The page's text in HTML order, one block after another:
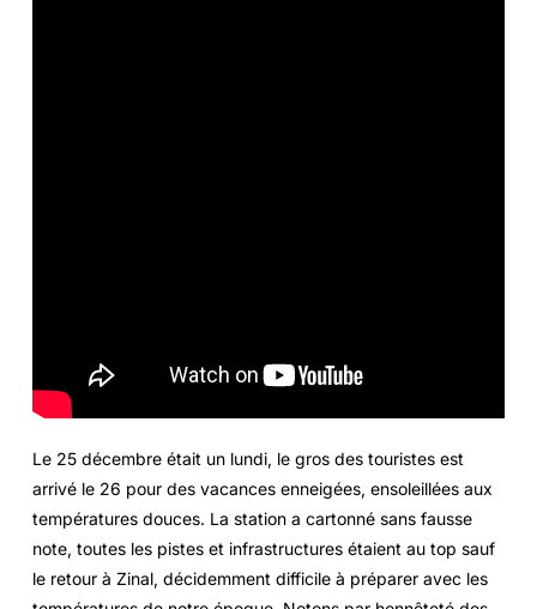
Le 25 décembre était un lundi, le gros des touristes est
arrivé le 26 pour des vacances enneigées, ensoleillées aux
températures douces. La station a cartonné sans fausse
note, toutes les pistes et infrastructures étaient au top sauf
le retour à Zinal, décidemment difficile à préparer avec les